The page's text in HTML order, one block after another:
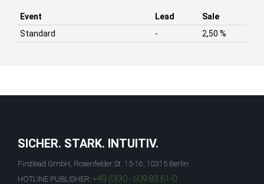
Event Lead
Sale
Standard
- 2,50 %
SICHER. STARK. INTUITIV.
Firstlead GmbH, Rosenfelder St. 15-16, 10315 Berlin
HOTLINE PUBLISHER: +49 (0)30 - 609 83 61-0